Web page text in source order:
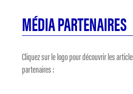
MÉDIA PARTENAIRES
Cliquez sur le logo pour découvrir les
partenaires :